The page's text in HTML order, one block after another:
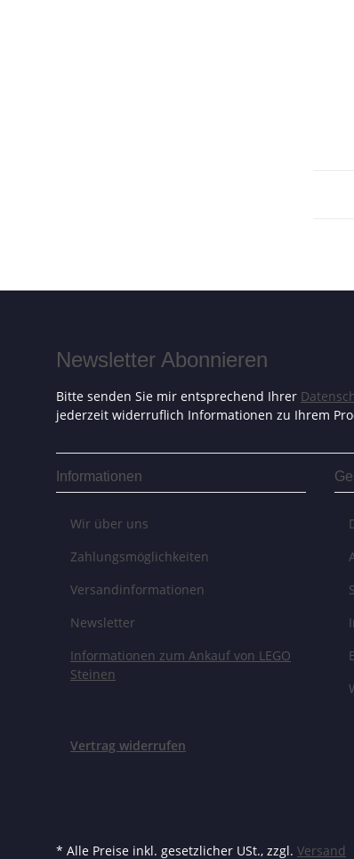
Newsletter Abonnieren
Bitte senden Sie mir entsprechend Ihrer
jederzeit widerruflich Informationen zu Ihrem
Informationen
Wir über uns
Zahlungsmöglichkeiten
Versandinformationen
Newsletter
Informationen zum Ankauf von LEGO
Steinen
Vertrag widerrufen
* Alle Preise inkl. gesetzlicher USt., zzgl. Versand